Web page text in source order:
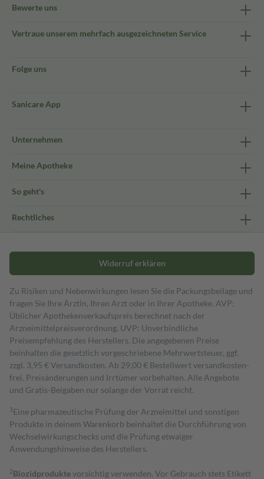
Bewerte uns
Vertraue unserem mehrfach ausgezeichneten Service
Folge uns
Sanicare App
Unternehmen
Meine Apotheke
So geht's
Rechtliches
Widerruf erklären
Zu Risiken und Nebenwirkungen lesen Sie die Packungsbeilage und
fragen Sie Ihre Ärztin, Ihren Arzt oder in Ihrer Apotheke. AVP:
Üblicher Apothekenverkaufspreis berechnet nach der
Arzneimittelpreisverordnung. UVP: Unverbindliche
Preisempfehlung des Herstellers. Die angegebenen Preise
beinhalten die gesetzlich vorgeschriebene Mehrwertsteuer, ggf.
zzgl. 3,95 € Versandkosten. Ab 29,00 € Bestell­wert versand­kosten­
frei. Preisänderungen und Irrtümer vorbehalten. Alle Angebote
und Gratis-Beigaben nur solange der Vorrat reicht.
1 Eine pharmazeutische Prüfung der Arzneimittel und sonstigen
Produkte in deinem Warenkorb beinhaltet die Durchführung von
Wechselwirkungschecks und die Prüfung etwaiger
Anwendungshinweise des Herstellers.
2Biozidproduktevorsichtig verwenden. Vor Gebrauch stets Etikett